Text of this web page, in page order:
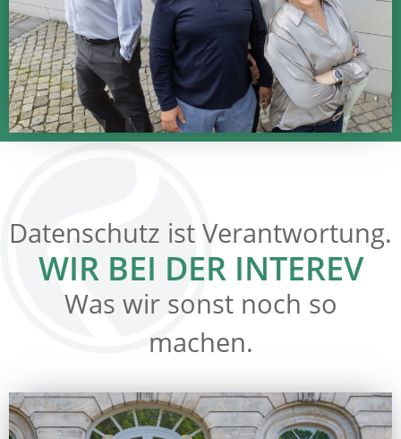
Datenschutz ist Verantwortung.
WIR BEI DER INTEREV
Was wir sonst noch so
machen.